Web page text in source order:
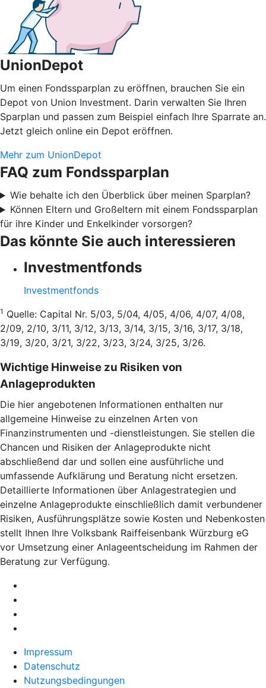
UnionDepot
Um einen Fondssparplan zu eröffnen, brauchen Sie ein
Depot von Union Investment. Darin verwalten Sie Ihren
Sparplan und passen zum Beispiel einfach Ihre Sparrate an.
Jetzt gleich online ein Depot eröffnen.
Mehr zum UnionDepot
FAQ zum Fondssparplan
Wie behalte ich den Überblick über meinen Sparplan?
Können Eltern und Großeltern mit einem Fondssparplan
für ihre Kinder und Enkelkinder vorsorgen?
Das könnte Sie auch interessieren
Investmentfonds
Investmentfonds
1 Quelle: Capital Nr. 5/03, 5/04, 4/05, 4/06, 4/07, 4/08,
2/09, 2/10, 3/11, 3/12, 3/13, 3/14, 3/15, 3/16, 3/17, 3/18,
3/19, 3/20, 3/21, 3/22, 3/23, 3/24, 3/25, 3/26.
Wichtige Hinweise zu Risiken von
Anlageprodukten
Die hier angebotenen Informationen enthalten nur
allgemeine Hinweise zu einzelnen Arten von
Finanzinstrumenten und -dienstleistungen. Sie stellen die
Chancen und Risiken der Anlageprodukte nicht
abschließend dar und sollen eine ausführliche und
umfassende Aufklärung und Beratung nicht ersetzen.
Detaillierte Informationen über Anlagestrategien und
einzelne Anlageprodukte einschließlich damit verbundener
Risiken, Ausführungsplätze sowie Kosten und Nebenkosten
stellt Ihnen Ihre Volksbank Raiffeisenbank Würzburg eG
vor Umsetzung einer Anlageentscheidung im Rahmen der
Beratung zur Verfügung.
Impressum
Datenschutz
Nutzungsbedingungen